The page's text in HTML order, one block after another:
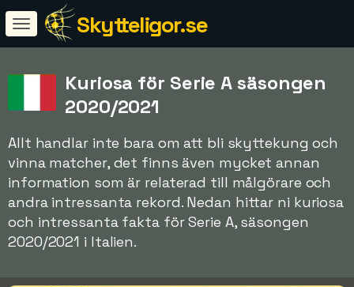
Skytteligor.se
Kuriosa för Serie A säsongen
2020/2021
Allt handlar inte bara om att bli skyttekung och
vinna matcher, det finns även mycket annan
information som är relaterad till målgörare och
andra intressanta rekord. Nedan hittar ni kuriosa
och intressanta fakta för Serie A, säsongen
2020/2021 i Italien.